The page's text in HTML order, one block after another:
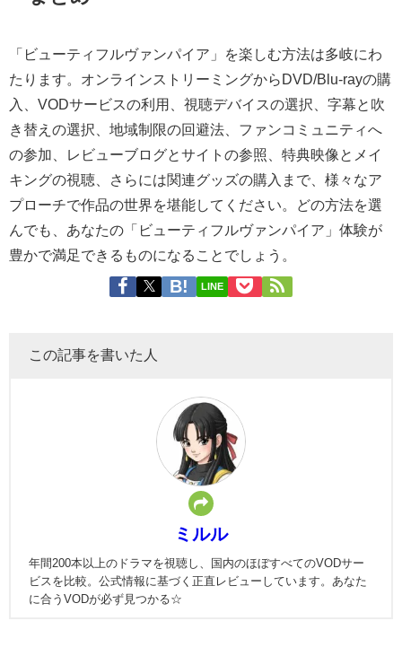
「ビューティフルヴァンパイア」を楽しむ方法は多岐にわ
たります。オンラインストリーミングからDVD/Blu-rayの購
入、VODサービスの利用、視聴デバイスの選択、字幕と吹
き替えの選択、地域制限の回避法、ファンコミュニティへ
の参加、レビューブログとサイトの参照、特典映像とメイ
キングの視聴、さらには関連グッズの購入まで、様々なア
プローチで作品の世界を堪能してください。どの方法を選
んでも、あなたの「ビューティフルヴァンパイア」体験が
豊かで満足できるものになることでしょう。
LINE
この記事を書いた人
ミルル
年間200本以上のドラマを視聴し、国内のほぼすべてのVODサー
ビスを比較。公式情報に基づく正直レビューしています。あなた
に合うVODが必ず見つかる☆